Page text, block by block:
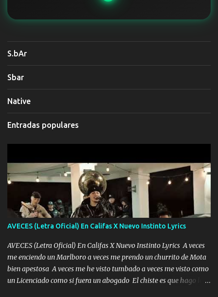
S.bAr
Sbar
Native
Entradas populares
AVECES (Letra Oficial) En Califas X Nuevo Instinto Lyrics
AVECES (Letra Oficial) En Califas X Nuevo Instinto Lyrics A veces
me enciendo un Marlboro a veces me prendo un churrito de Mota
bien apestosa A veces me he visto tumbado a veces me visto como
un Licenciado como si fuera un abogado El chiste es que hago lo